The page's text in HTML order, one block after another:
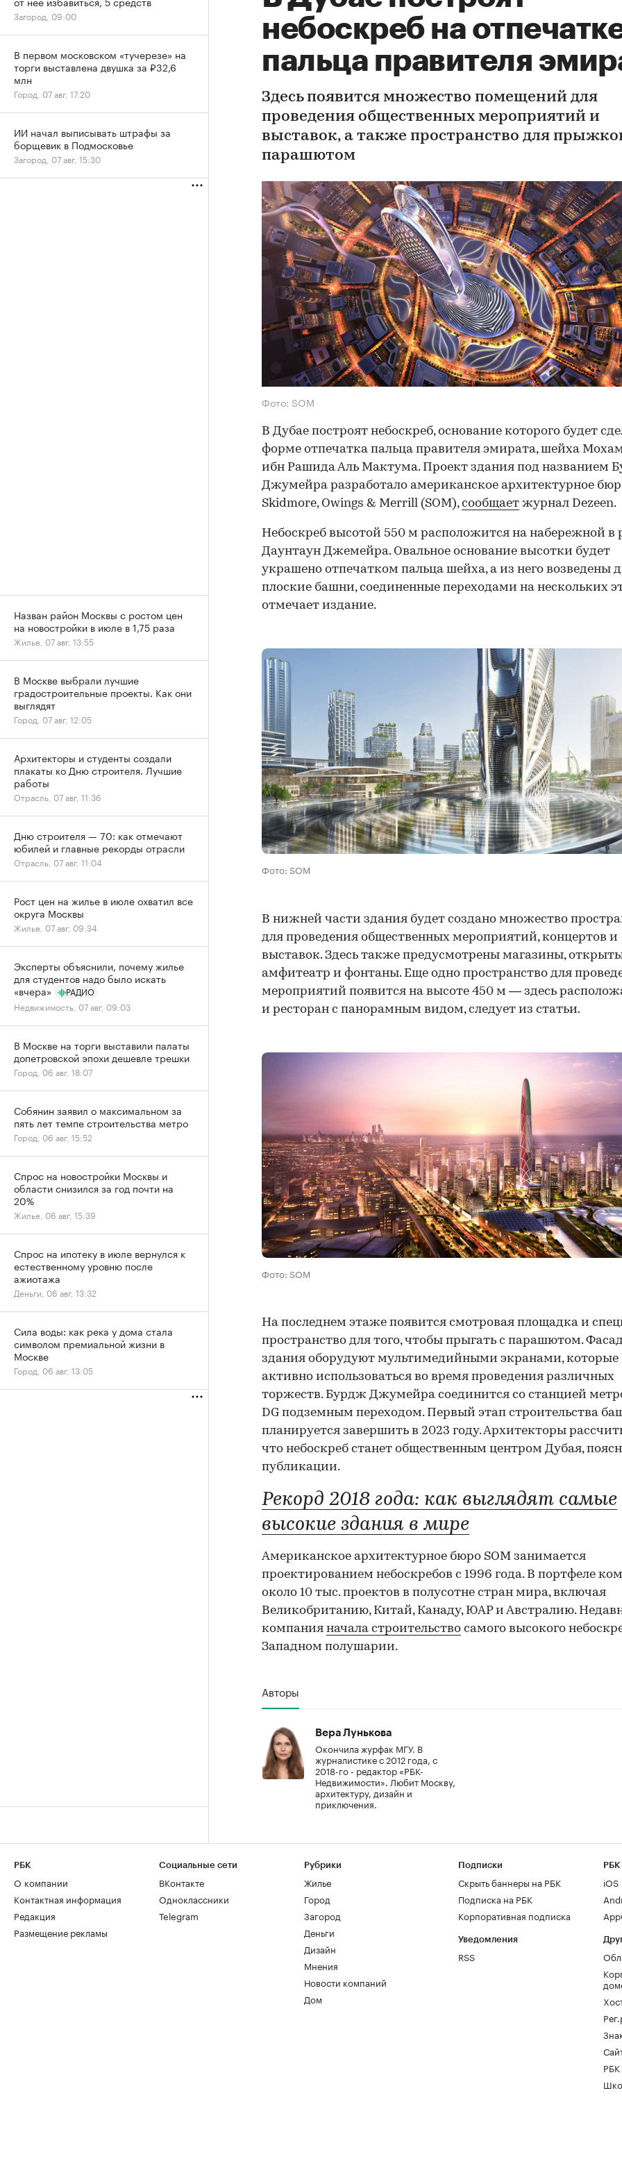
небоскреб на
пальца правителя
Здесь появится множество помещений для
проведения общественных мероприятий и
выставок, а также пространство для
парашютом
Фото: SOM
В Дубае построят небоскреб, основание которого будет
форме отпечатка пальца правителя эмирата, шейха
ибн Рашида Аль Мактума. Проект здания под названием
Джумейра разработало американское архитектурное
Skidmore, Owings & Merrill (SOM),сообщает журнал Dezeen.
Небоскреб высотой 550 м расположится на набережной в
Даунтаун Джемейра. Овальное основание высотки будет
украшено отпечатком пальца шейха, а из него возведены
плоские башни, соединенные переходами на нескольких
отмечает издание.
Фото: SOM
В нижней части здания будет создано множество
для проведения общественных мероприятий, концертов и
выставок. Здесь также предусмотрены магазины,
амфитеатр и фонтаны. Еще одно пространство для
мероприятий появится на высоте 450 м — здесь
и ресторан с панорамным видом, следует из статьи.
Фото: SOM
На последнем этаже появится смотровая площадка и
пространство для того, чтобы прыгать с парашютом.
здания оборудуют мультимедийными экранами, которые
активно использоваться во время проведения различных
торжеств. Бурдж Джумейра соединится со станцией
DG подземным переходом. Первый этап строительства
планируется завершить в 2023 году. Архитекторы
что небоскреб станет общественным центром Дубая,
публикации.
Рекорд 2018 года: как выглядят самые
высокие здания в мире
Американское архитектурное бюро SOM занимается
проектированием небоскребов с 1996 года. В портфеле
около 10 тыс. проектов в полусотне стран мира, включая
Великобританию, Китай, Канаду, ЮАР и Австралию.
компания начала строительство самого высокого
Западном полушарии.
Авторы
Вера Лунькова
Окончила журфак МГУ. В
журналистике с 2012 года, с
2018-го - редактор «РБК-
Недвижимости». Любит Москву,
архитектуру, дизайн и
приключения.
Загород, 09:00
В первом московском «тучерезе» на
торги выставлена двушка за ₽32,6
млн
Город, 07 авг, 17:20
ИИ начал выписывать штрафы за
борщевик в Подмосковье
Загород, 07 авг, 15:30
Назван район Москвы с ростом цен
на новостройки в июле в 1,75 раза
Жилье, 07 авг, 13:55
В Москве выбрали лучшие
градостроительные проекты. Как они
выглядят
Город, 07 авг, 12:05
Архитекторы и студенты создали
плакаты ко Дню строителя. Лучшие
работы
Отрасль, 07 авг, 11:36
Дню строителя — 70: как отмечают
юбилей и главные рекорды отрасли
Отрасль, 07 авг, 11:04
Рост цен на жилье в июле охватил все
округа Москвы
Жилье, 07 авг, 09:34
Эксперты объяснили, почему жилье
для студентов надо было искать
«вчера»
РАДИО
Недвижимость, 07 авг, 09:03
В Москве на торги выставили палаты
допетровской эпохи дешевле трешки
Город, 06 авг, 18:07
Собянин заявил о максимальном за
пять лет темпе строительства метро
Город, 06 авг, 15:52
Спрос на новостройки Москвы и
области снизился за год почти на
20%
Жилье, 06 авг, 15:39
Спрос на ипотеку в июле вернулся к
естественному уровню после
ажиотажа
Деньги, 06 авг, 13:32
Сила воды: как река у дома стала
символом премиальной жизни в
Москве
Город, 06 авг, 13:05
РБК
О компании
Контактная информация
Редакция
Размещение рекламы
Социальные сети
ВКонтакте
Одноклассники
Telegram
Рубрики
Жилье
Город
Загород
Деньги
Дизайн
Мнения
Новости компаний
Дом
Подписки
Скрыть баннеры на РБК
Подписка на РБК
Корпоративная подписка
Уведомления
RSS
РБК
iOS